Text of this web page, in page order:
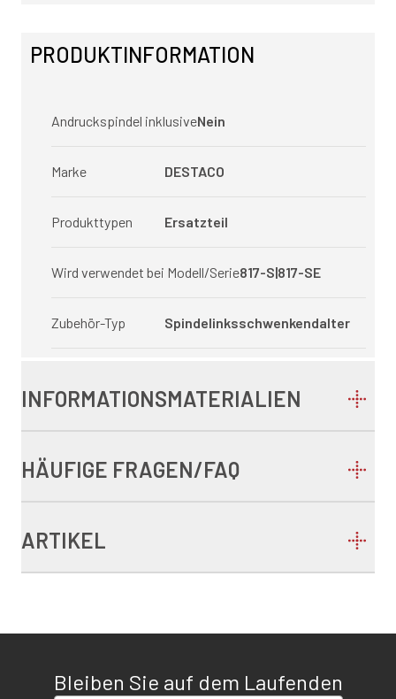
PRODUKTINFORMATION
Andruckspindel inklusiveNein
Marke DESTACO
Produkttypen Ersatzteil
Wird verwendet bei Modell/Serie817-S|817-SE
Zubehör-Typ Spindelinksschwenkendalter
INFORMATIONSMATERIALIEN
HÄUFIGE FRAGEN/FAQ
ARTIKEL
Bleiben Sie auf dem Laufenden